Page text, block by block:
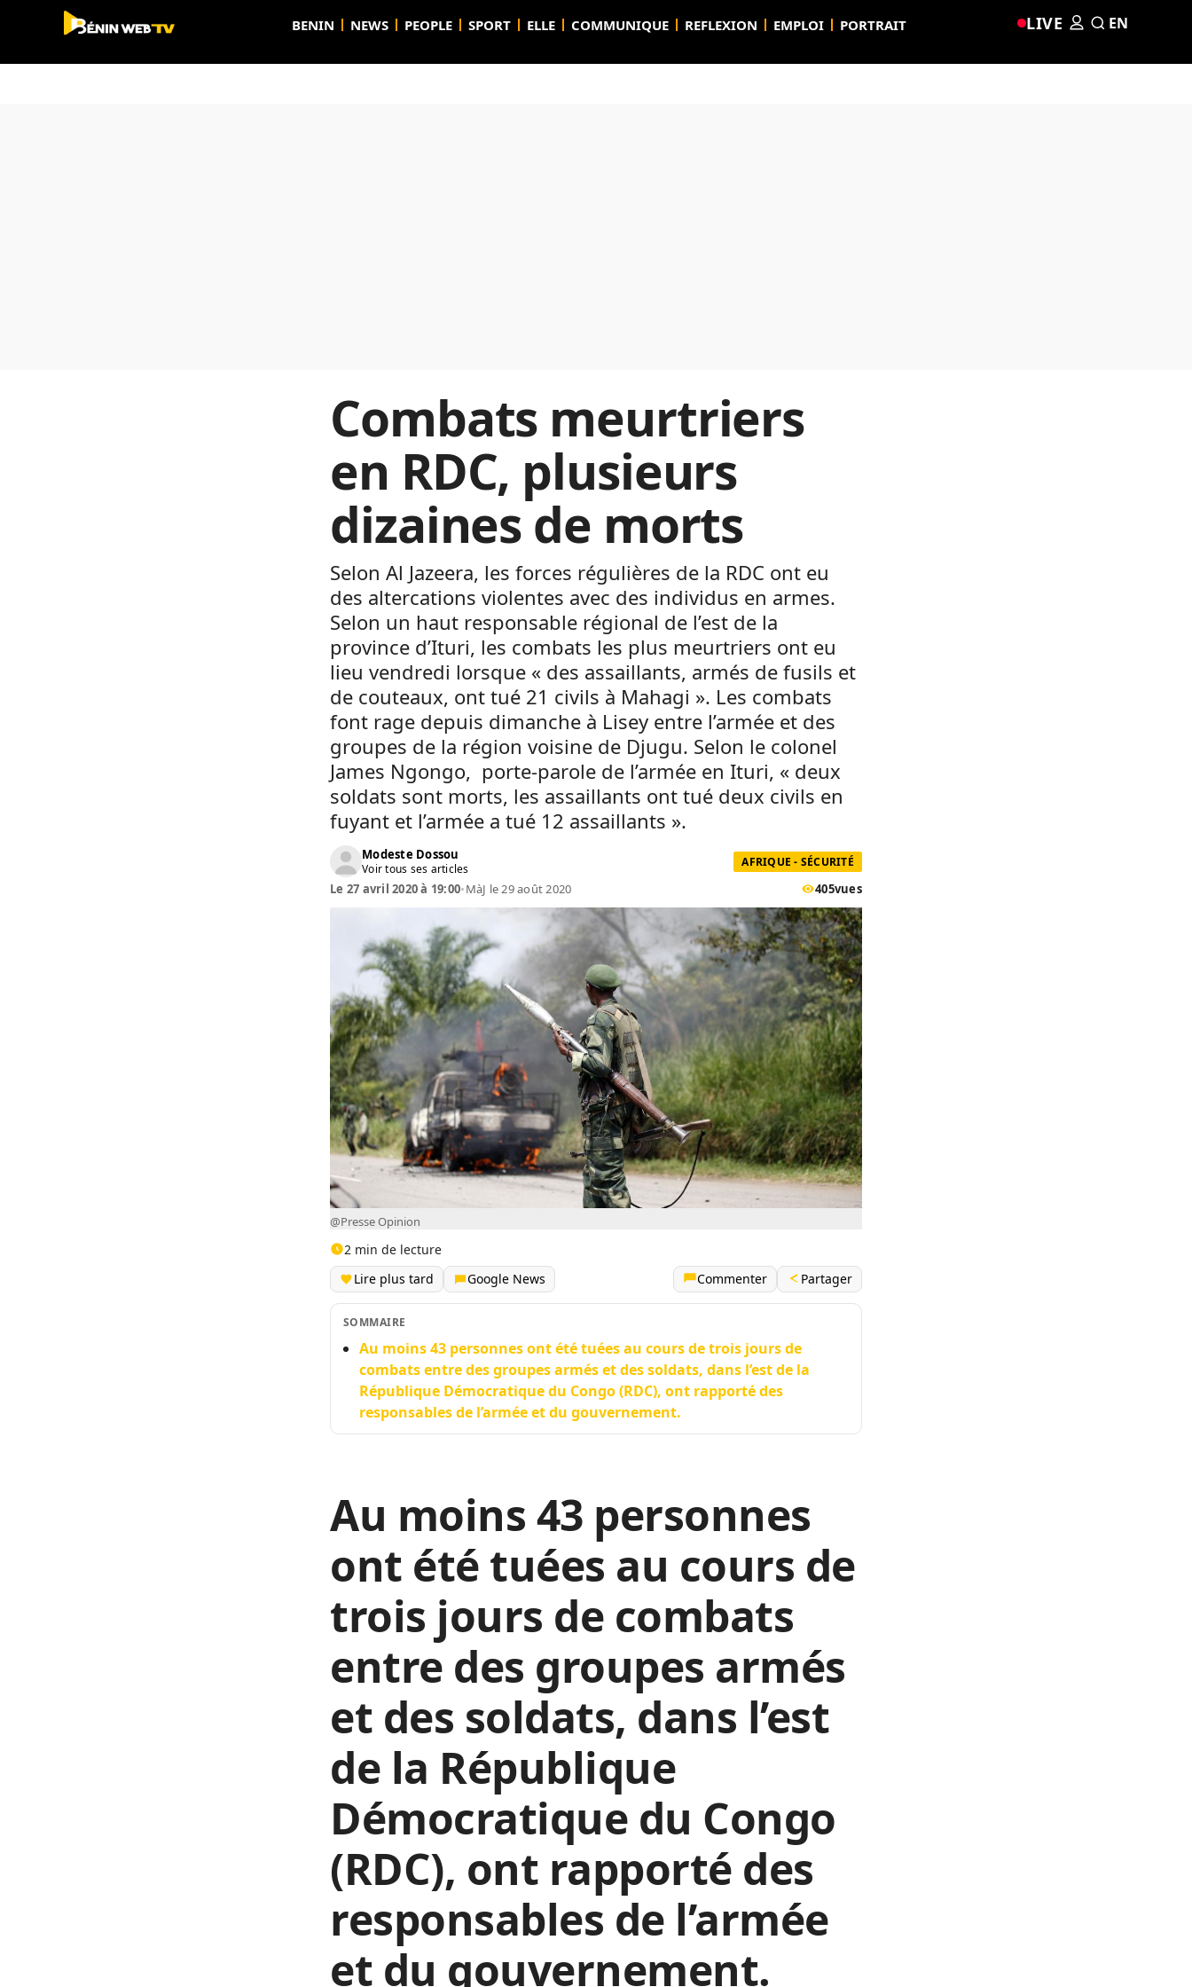
BENIN NEWS PEOPLE SPORT ELLE COMMUNIQUE REFLEXION EMPLOI PORTRAIT LIVE EN
Combats meurtriers
en RDC, plusieurs
dizaines de morts
Selon Al Jazeera, les forces régulières de la RDC ont eu
des altercations violentes avec des individus en armes.
Selon un haut responsable régional de l’est de la
province d’Ituri, les combats les plus meurtriers ont eu
lieu vendredi lorsque « des assaillants, armés de fusils et
de couteaux, ont tué 21 civils à Mahagi ». Les combats
font rage depuis dimanche à Lisey entre l’armée et des
groupes de la région voisine de Djugu. Selon le colonel
James Ngongo, porte-parole de l’armée en Ituri, « deux
soldats sont morts, les assaillants ont tué deux civils en
fuyant et l’armée a tué 12 assaillants ».
Modeste Dossou
Voir tous ses articles AFRIQUE - SÉCURITÉ
Le 27 avril 2020 à 19:00•MàJ le 29 août 2020 405vues
@Presse Opinion
2 min de lecture
Lire plus tard
Google News Commenter Partager
SOMMAIRE
Au moins 43 personnes ont été tuées au cours de trois jours de
combats entre des groupes armés et des soldats, dans l’est de la
République Démocratique du Congo (RDC), ont rapporté des
responsables de l’armée et du gouvernement.
Au moins 43 personnes
ont été tuées au cours de
trois jours de combats
entre des groupes armés
et des soldats, dans l’est
de la République
Démocratique du Congo
(RDC), ont rapporté des
responsables de l’armée
et du gouvernement.